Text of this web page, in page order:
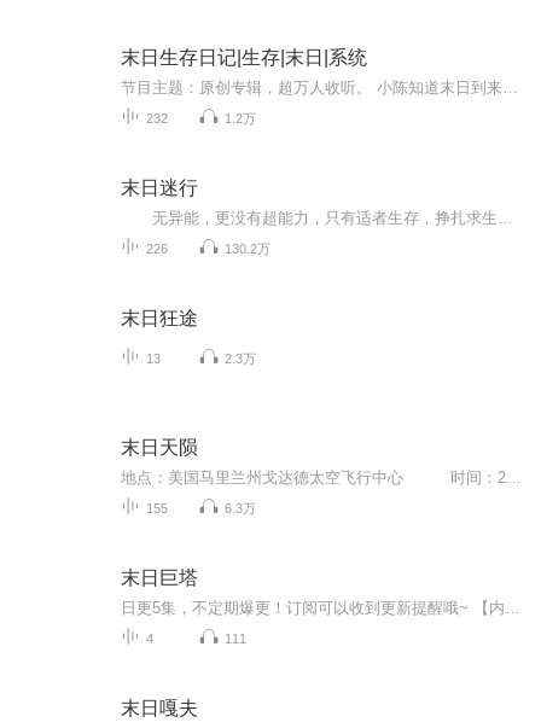
末日生存日记|生存|末日|系统
232 1.2万
末日迷行
226 130.2万
末日狂途
13 2.3万
末日天陨
155 6.3万
末日巨塔
4 111
末日嘎夫